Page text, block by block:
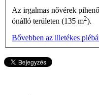
Az irgalmas nővérek
önálló területen (135 m2).
Bővebben az illetékes